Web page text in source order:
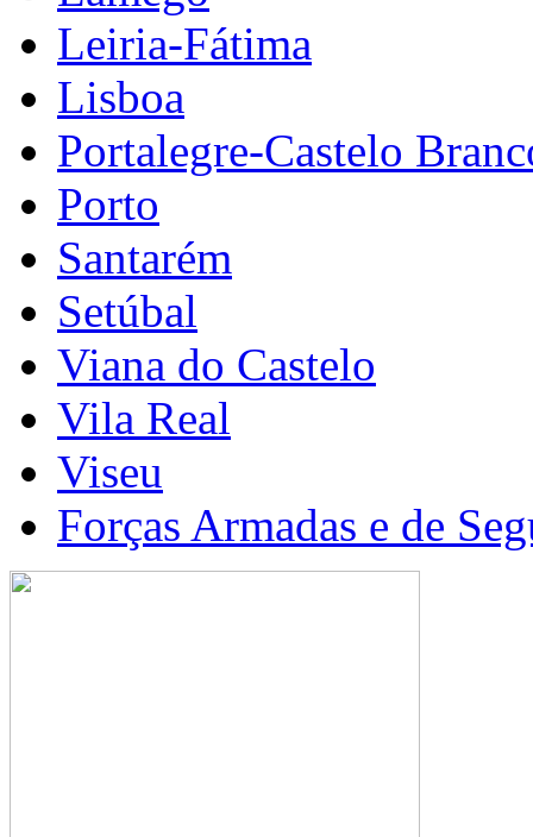
Leiria-Fátima
Lisboa
Portalegre-Castelo
Porto
Santarém
Setúbal
Viana do Castelo
Vila Real
Viseu
Forças Armadas e de